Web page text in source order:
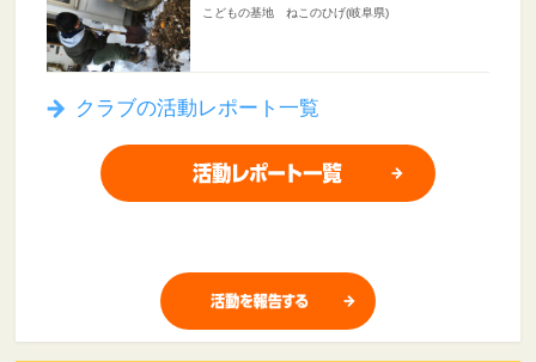
こどもの基地 ねこのひげ(岐阜県)
クラブの活動レポート一覧